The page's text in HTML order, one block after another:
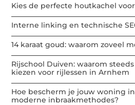
Kies de perfecte houtkachel
Interne linking en technische
14 karaat goud: waarom zoveel
Rijschool Duiven: waarom
kiezen voor rijlessen in Arnhem
Hoe bescherm je jouw woning
moderne inbraakmethodes?